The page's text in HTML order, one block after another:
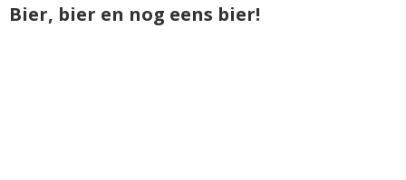
Bier, bier en nog eens bier!